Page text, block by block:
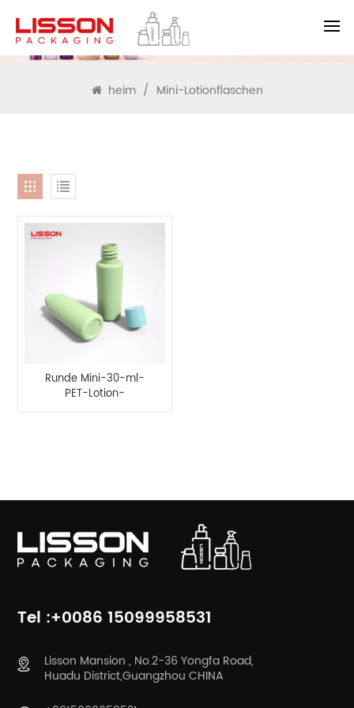
SUCHEN
heim / Mini-Lotionflaschen
Runde Mini-30-ml-
PET-Lotion-
Plastikflasche mit
Tel :+0086 15099958531
Lisson Mansion , No.2-36 Yongfa Road,
Huadu District,Guangzhou CHINA